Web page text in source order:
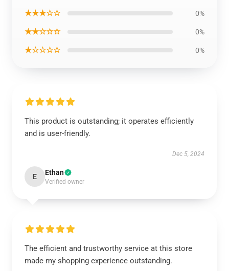
★★★☆☆ 0%
★★☆☆☆ 0%
★☆☆☆☆ 0%
This product is outstanding; it operates efficiently
and is user-friendly.
Dec 5, 2024
E Ethan
Verified owner
The efficient and trustworthy service at this store
made my shopping experience outstanding.